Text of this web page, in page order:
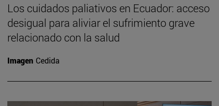
Los cuidados paliativos en Ecuador: acceso
desigual para aliviar el sufrimiento grave
relacionado con la salud
Imagen Cedida